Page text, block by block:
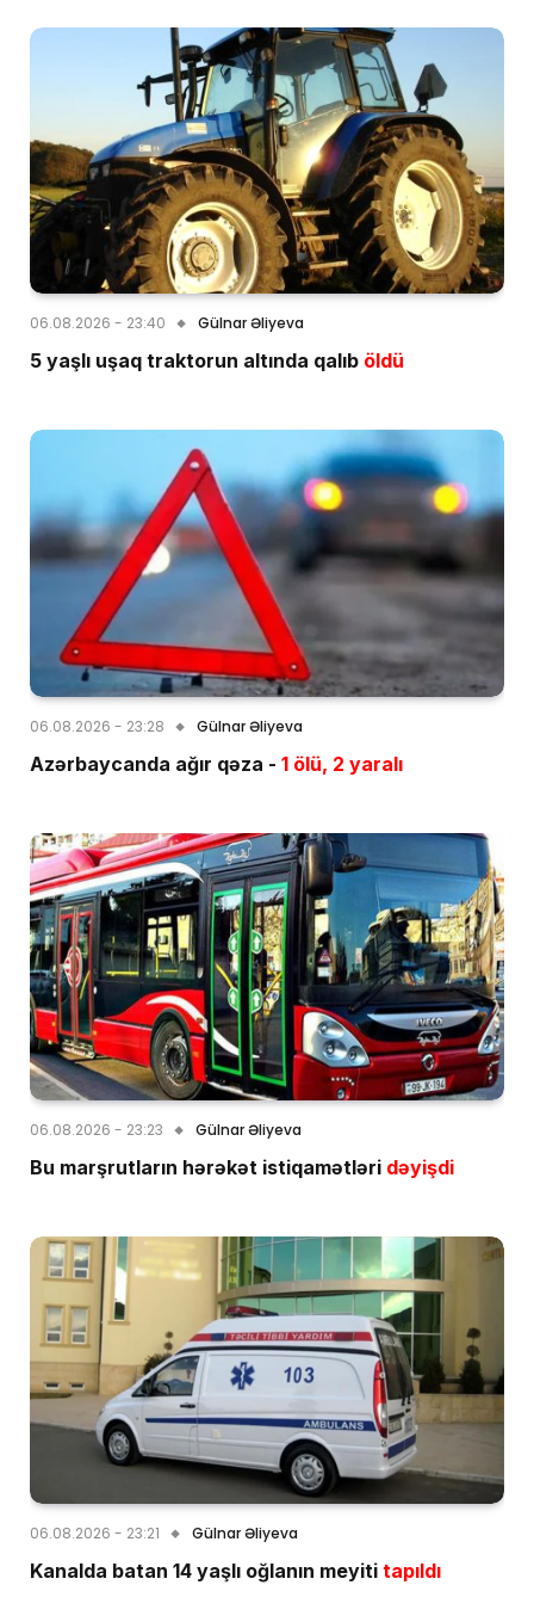
06.08.2026 - 23:40 Gülnar Əliyeva
5 yaşlı uşaq traktorun altında qalıb öldü
06.08.2026 - 23:28 Gülnar Əliyeva
Azərbaycanda ağır qəza - 1 ölü, 2 yaralı
06.08.2026 - 23:23 Gülnar Əliyeva
Bu marşrutların hərəkət istiqamətləri dəyişdi
06.08.2026 - 23:21 Gülnar Əliyeva
Kanalda batan 14 yaşlı oğlanın meyiti tapıldı